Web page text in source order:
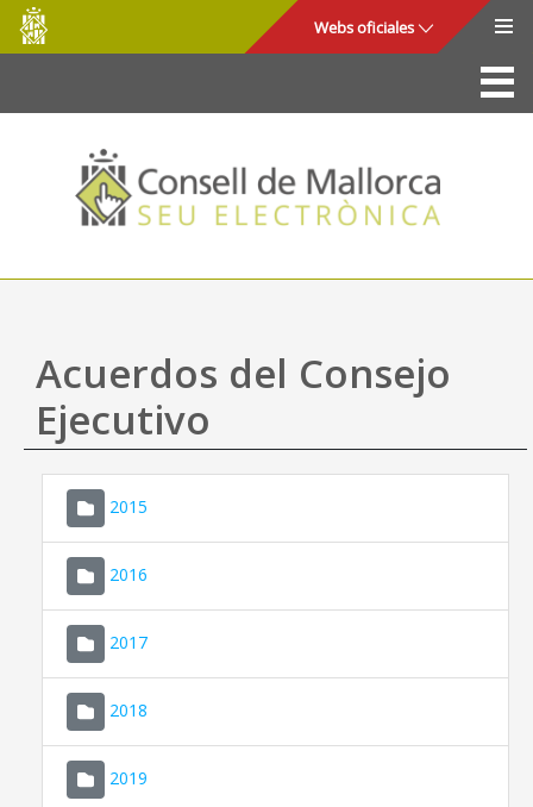
Saltar al contenido principal
Consell
de
Mallorca
Webs oficiales
La Sede
Consejo de Mallorca
Acceso y seguridad
Utilidades
Mapa web
Ayuda
Acuerdos del Consejo
Ejecutivo
2015
2016
2017
2018
2019